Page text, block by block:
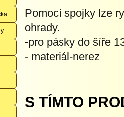
Pomocí spojky lze
ohrady.
-pro pásky do šíře
- materiál-nerez
S TÍMTO